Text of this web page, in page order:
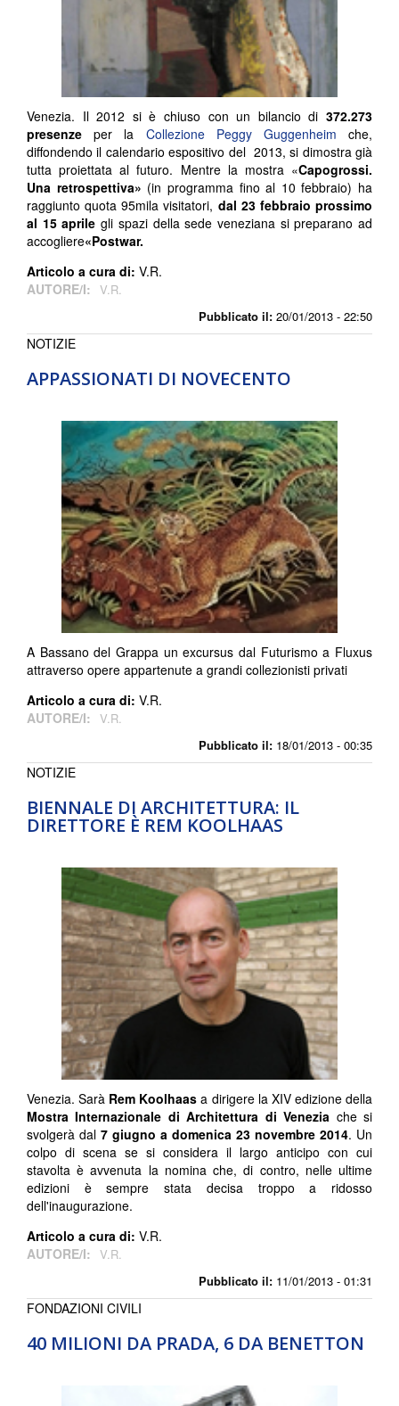
Pubblicato il: 20/01/2013 - 22:50
Venezia. Il 2012 si è chiuso con un bilancio di 372.273
presenze per la Collezione Peggy Guggenheim che,
diffondendo il calendario espositivo del 2013, si dimostra già
tutta proiettata al futuro. Mentre la mostra «Capogrossi.
Una retrospettiva» (in programma fino al 10 febbraio) ha
raggiunto quota 95mila visitatori, dal 23 febbraio prossimo
al 15 aprile gli spazi della sede veneziana si preparano ad
accogliere«Postwar.
Articolo a cura di: V.R.
AUTORE/I: V.R.
APPASSIONATI DI NOVECENTO
Pubblicato il: 18/01/2013 - 00:35
NOTIZIE
A Bassano del Grappa un excursus dal Futurismo a Fluxus
attraverso opere appartenute a grandi collezionisti privati
Articolo a cura di: V.R.
AUTORE/I: V.R.
BIENNALE DI ARCHITETTURA: IL
DIRETTORE È REM KOOLHAAS
Pubblicato il: 11/01/2013 - 01:31
NOTIZIE
Venezia. Sarà Rem Koolhaas a dirigere la XIV edizione della
Mostra Internazionale di Architettura di Venezia che si
svolgerà dal 7 giugno a domenica 23 novembre 2014. Un
colpo di scena se si considera il largo anticipo con cui
stavolta è avvenuta la nomina che, di contro, nelle ultime
edizioni è sempre stata decisa troppo a ridosso
dell'inaugurazione.
Articolo a cura di: V.R.
AUTORE/I: V.R.
40 MILIONI DA PRADA, 6 DA BENETTON
FONDAZIONI CIVILI